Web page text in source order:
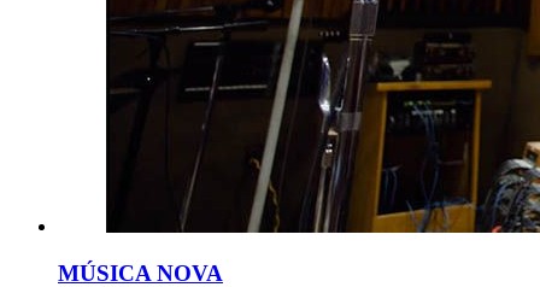
MÚSICA NOVA